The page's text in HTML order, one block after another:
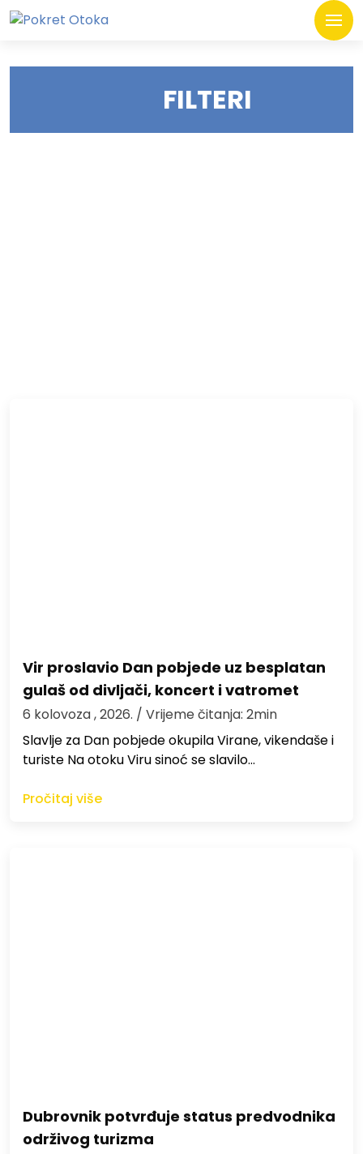
FILTERI
Vir proslavio Dan pobjede uz besplatan
gulaš od divljači, koncert i vatromet
6 kolovoza , 2026. / Vrijeme čitanja: 2min
Slavlje za Dan pobjede okupila Virane, vikendaše i
turiste Na otoku Viru sinoć se slavilo…
Pročitaj više
Dubrovnik potvrđuje status predvodnika
održivog turizma